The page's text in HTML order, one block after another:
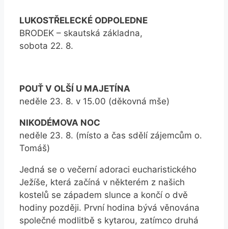
LUKOSTŘELECKÉ ODPOLEDNE
BRODEK – skautská základna,
sobota 22. 8.
POUŤ V OLŠÍ U MAJETÍNA
neděle 23. 8. v 15.00 (děkovná mše)
NIKODÉMOVA NOC
neděle 23. 8. (místo a čas sdělí zájemcům o.
Tomáš)
Jedná se o večerní adoraci eucharistického
Ježíše, která začíná v některém z našich
kostelů se západem slunce a končí o dvě
hodiny později. První hodina bývá věnována
společné modlitbě s kytarou, zatímco druhá